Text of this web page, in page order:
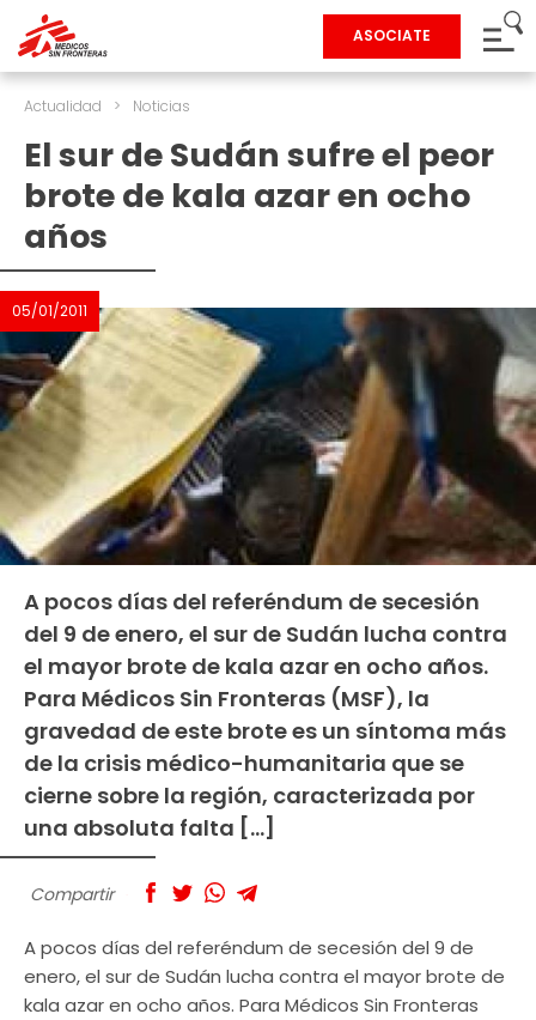
ASOCIATE
Actualidad > Noticias
El sur de Sudán sufre el peor
brote de kala azar en ocho
años
05/01/2011
A pocos días del referéndum de secesión
del 9 de enero, el sur de Sudán lucha contra
el mayor brote de kala azar en ocho años.
Para Médicos Sin Fronteras (MSF), la
gravedad de este brote es un síntoma más
de la crisis médico-humanitaria que se
cierne sobre la región, caracterizada por
una absoluta falta […]
Compartir
A pocos días del referéndum de secesión del 9 de
enero, el sur de Sudán lucha contra el mayor brote de
kala azar en ocho años. Para Médicos Sin Fronteras